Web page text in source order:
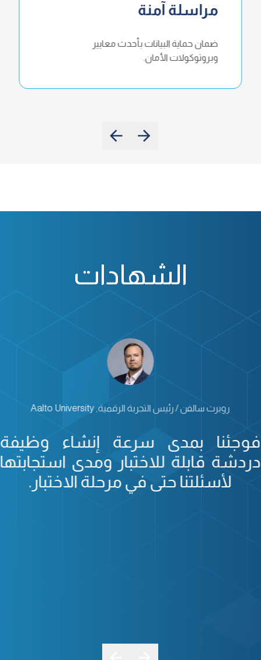
مراسلة آمنة
ضمان حماية البيانات بأحدث معايير
وبروتوكولات الأمان.
الشهادات
روبرت سالفن / رئيس التجربة الرقمية, Aalto University
فوجئنا بمدى سرعة إنشاء وظيفة
دردشة قابلة للاختبار ومدى استجابتها
لأسئلتنا حتى في مرحلة الاختبار.